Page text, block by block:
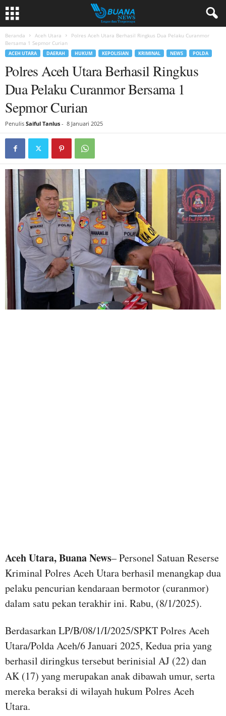
Beranda Aceh Utara
Polres Aceh Utara Berhasil Ringkus Dua Pelaku Curanmor
Bersama 1 Sepmor Curian
ACEH UTARA DAERAH HUKUM KEPOLISIAN KRIMINAL NEWS POLDA
Polres Aceh Utara Berhasil Ringkus
Dua Pelaku Curanmor Bersama 1
Sepmor Curian
Penulis Saiful Tanlus - 8 Januari 2025
Aceh Utara, Buana News– Personel Satuan Reserse
Kriminal Polres Aceh Utara berhasil menangkap dua
pelaku pencurian kendaraan bermotor (curanmor)
dalam satu pekan terakhir ini. Rabu, (8/1/2025).
Berdasarkan LP/B/08/1/I/2025/SPKT Polres Aceh
Utara/Polda Aceh/6 Januari 2025, Kedua pria yang
berhasil diringkus tersebut berinisial AJ (22) dan
AK (17) yang merupakan anak dibawah umur, serta
mereka beraksi di wilayah hukum Polres Aceh
Utara.